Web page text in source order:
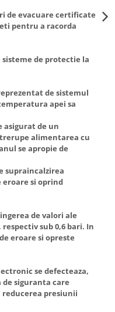
de evacuare certificate
pentru a racorda
de protectie la
de sistemul
apei sa
asigurat de un
alimentarea cu
se apropie de
supraincalzirea
eroare si oprind
de valori ale
sub 0,6 bari. In
eroare si opreste
se defecteaza,
de siguranta care
reducerea presiunii